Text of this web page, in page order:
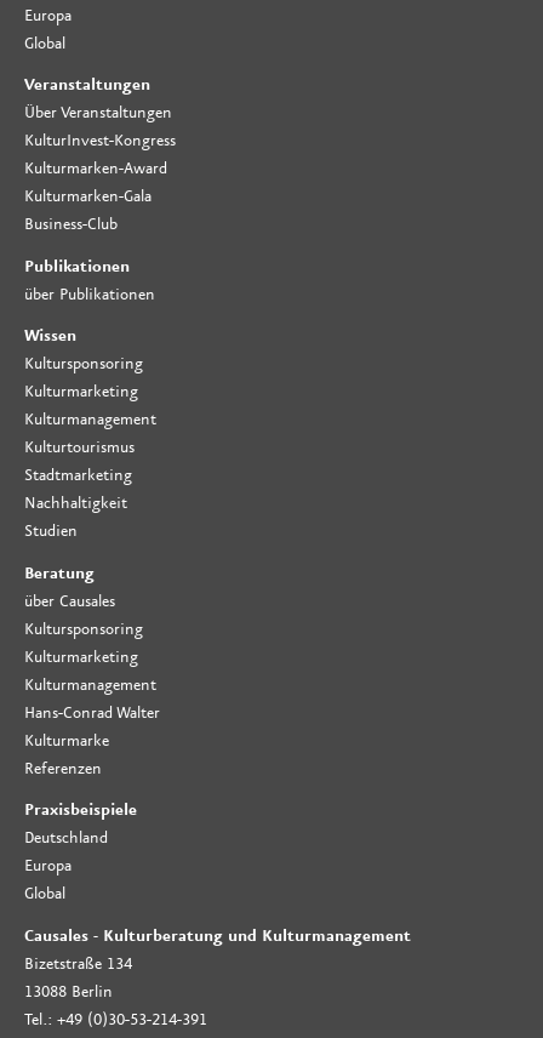
Europa
Global
Veranstaltungen
Über Veranstaltungen
KulturInvest-Kongress
Kulturmarken-Award
Kulturmarken-Gala
Business-Club
Publikationen
über Publikationen
Wissen
Kultursponsoring
Kulturmarketing
Kulturmanagement
Kulturtourismus
Stadtmarketing
Nachhaltigkeit
Studien
Beratung
über Causales
Kultursponsoring
Kulturmarketing
Kulturmanagement
Hans-Conrad Walter
Kulturmarke
Referenzen
Praxisbeispiele
Deutschland
Europa
Global
Causales - Kulturberatung und Kulturmanagement
Bizetstraße 134
13088 Berlin
Tel.: +49 (0)30-53-214-391